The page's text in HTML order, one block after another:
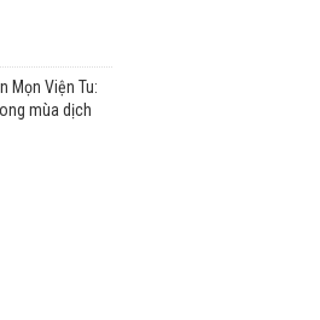
Mọn Viện Tu:
mùa dịch